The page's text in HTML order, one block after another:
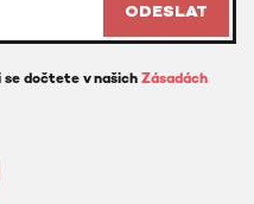
ODESLAT
se dočtete v našich Zásadách